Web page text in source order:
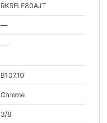
RKRFLF80AJT
—
—
B107.10
Chrome
3/8